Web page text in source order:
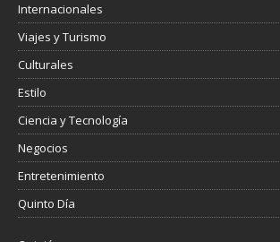
Internacionales
Viajes y Turismo
Culturales
Estilo
Ciencia y Tecnología
Negocios
Entretenimiento
Quinto Día